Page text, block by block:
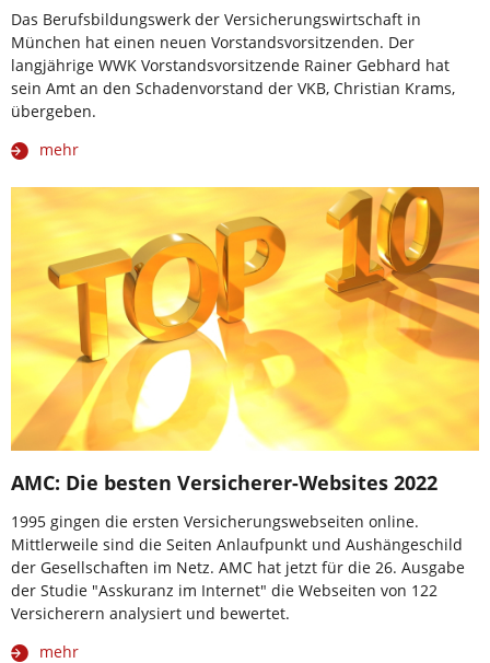
AMC: Die besten Versicherer-Websites 2022
1995 gingen die ersten Versicherungswebseiten online.
Mittlerweile sind die Seiten Anlaufpunkt und Aushängeschild
der Gesellschaften im Netz. AMC hat jetzt für die 26. Ausgabe
der Studie "Asskuranz im Internet" die Webseiten von 122
Versicherern analysiert und bewertet.
mehr
Das Berufsbildungswerk der Versicherungswirtschaft in
München hat einen neuen Vorstandsvorsitzenden. Der
langjährige WWK Vorstandsvorsitzende Rainer Gebhard hat
sein Amt an den Schadenvorstand der VKB, Christian Krams,
übergeben.
mehr